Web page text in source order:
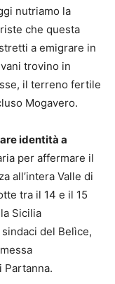
nutriamo la
che questa
a emigrare in
trovino in
il terreno fertile
Mogavero.
identità a
per affermare il
all’intera Valle di
tra il 14 e il 15
Sicilia
del Belìce,
Partanna.